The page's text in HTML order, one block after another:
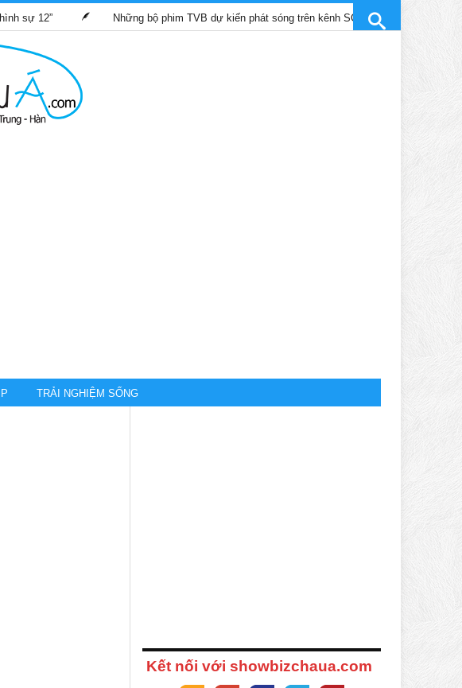
Những bộ phim TVB dự kiến phát sóng trên kênh SCTV9 tháng 4/2025
TRẢI NGHIỆM SỐNG
Kết nối với showbizchaua.com